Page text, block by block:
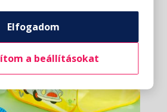
Elfogadom
a beállításokat